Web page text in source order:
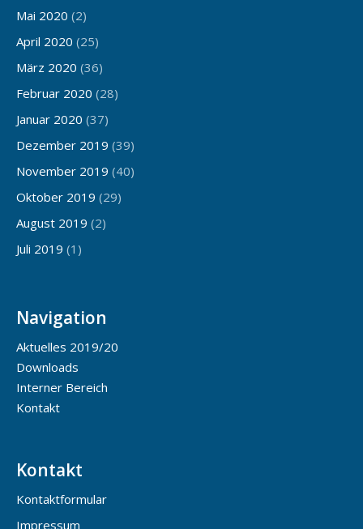
Mai 2020 (2)
April 2020 (25)
März 2020 (36)
Februar 2020 (28)
Januar 2020 (37)
Dezember 2019 (39)
November 2019 (40)
Oktober 2019 (29)
August 2019 (2)
Juli 2019 (1)
Navigation
Aktuelles 2019/20
Downloads
Interner Bereich
Kontakt
Kontakt
Kontaktformular
Impressum